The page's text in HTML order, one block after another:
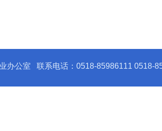
办公室 联系电话：0518-85986111 0518-